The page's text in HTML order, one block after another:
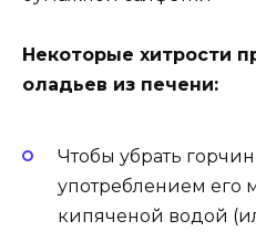
Некоторые хитрости
оладьев из печени:
Чтобы убрать
употреблением его
кипяченой водой